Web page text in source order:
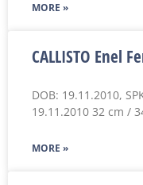
MORE »
CALLISTO Enel
DOB: 19.11.2010,
19.11.2010 32 cm /
MORE »